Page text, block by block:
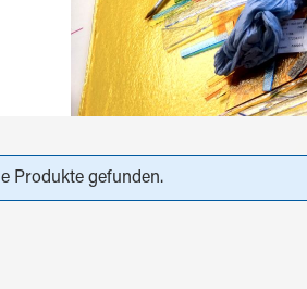
Produkte gefunden.